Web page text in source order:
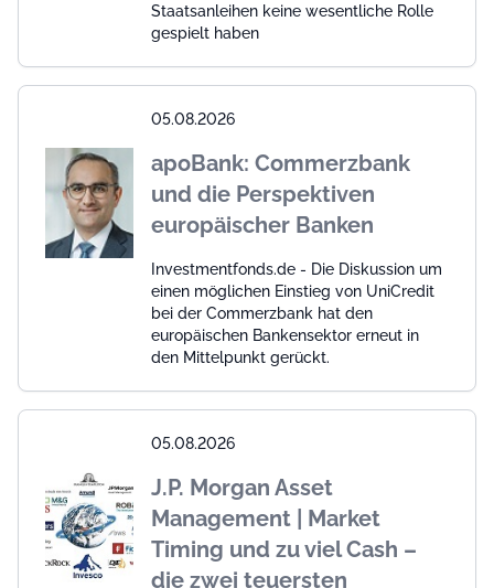
Staatsanleihen keine wesentliche Rolle
gespielt haben
05.08.2026
apoBank: Commerzbank
und die Perspektiven
europäischer Banken
Investmentfonds.de - Die Diskussion um
einen möglichen Einstieg von UniCredit
bei der Commerzbank hat den
europäischen Bankensektor erneut in
den Mittelpunkt gerückt.
05.08.2026
J.P. Morgan Asset
Management | Market
Timing und zu viel Cash –
die zwei teuersten